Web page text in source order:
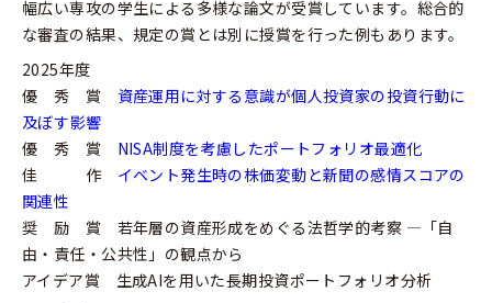
幅広い専攻の学生による多様な論文が受賞しています。総合的
な審査の結果、規定の賞とは別に授賞を行った例もあります。
2025年度
優 秀 賞 資産運用に対する意識が個人投資家の投資行動に
及ぼす影響
優 秀 賞 NISA制度を考慮したポートフォリオ最適化
佳 作 イベント発生時の株価変動と新聞の感情スコアの
関連性
奨 励 賞 若年層の資産形成をめぐる法哲学的考察 ―「自
由・責任・公共性」の観点から
アイデア賞 生成AIを用いた長期投資ポートフォリオ分析